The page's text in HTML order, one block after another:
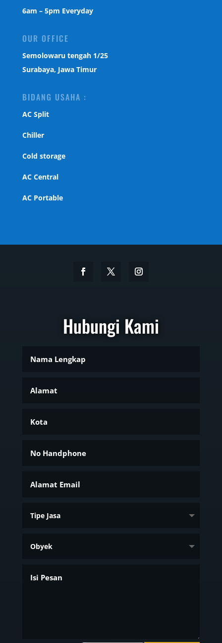
6am – 5pm Everyday
OUR OFFICE
Semolowaru tengah 1/25
Surabaya, Jawa Timur
BIDANG USAHA :
AC Split
Chiller
Cold storage
AC Central
AC Portable
Hubungi Kami